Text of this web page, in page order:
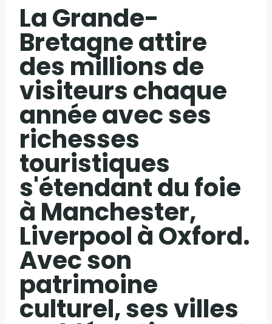
La Grande-
Bretagne attire
des millions de
visiteurs chaque
année avec ses
richesses
touristiques
s'étendant du foie
à Manchester,
Liverpool à Oxford.
Avec son
patrimoine
culturel, ses villes